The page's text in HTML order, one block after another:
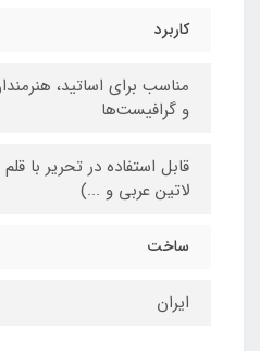
کاربرد
مناسب برای اساتید،
و گرافیست‌ها
قابل استفاده در تحریر با
لاتین عربی و ...)
ساخت
ایران